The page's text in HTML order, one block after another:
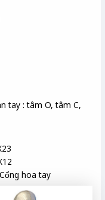
tay : tâm O, tâm C,
hoa tay